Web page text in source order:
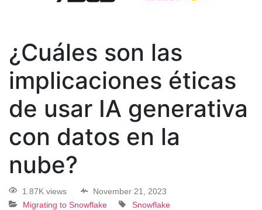
¿Cuáles son las
implicaciones éticas
de usar IA generativa
con datos en la
nube?
1.87K views
November 21, 2023
Migrating to Snowflake
Snowflake